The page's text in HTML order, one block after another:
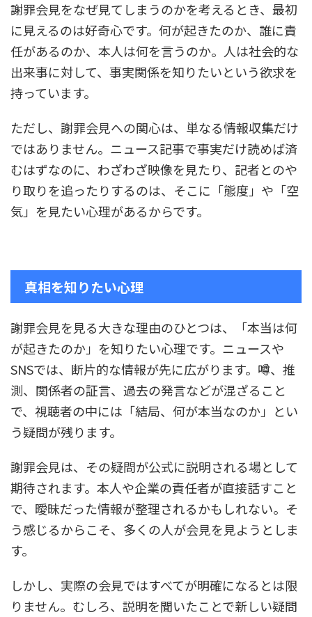
謝罪会見をなぜ見てしまうのかを考えるとき、最初
に見えるのは好奇心です。何が起きたのか、誰に責
任があるのか、本人は何を言うのか。人は社会的な
出来事に対して、事実関係を知りたいという欲求を
持っています。
ただし、謝罪会見への関心は、単なる情報収集だけ
ではありません。ニュース記事で事実だけ読めば済
むはずなのに、わざわざ映像を見たり、記者とのや
り取りを追ったりするのは、そこに「態度」や「空
気」を見たい心理があるからです。
真相を知りたい心理
謝罪会見を見る大きな理由のひとつは、「本当は何
が起きたのか」を知りたい心理です。ニュースや
SNSでは、断片的な情報が先に広がります。噂、推
測、関係者の証言、過去の発言などが混ざること
で、視聴者の中には「結局、何が本当なのか」とい
う疑問が残ります。
謝罪会見は、その疑問が公式に説明される場として
期待されます。本人や企業の責任者が直接話すこと
で、曖昧だった情報が整理されるかもしれない。そ
う感じるからこそ、多くの人が会見を見ようとしま
す。
しかし、実際の会見ではすべてが明確になるとは限
りません。むしろ、説明を聞いたことで新しい疑問